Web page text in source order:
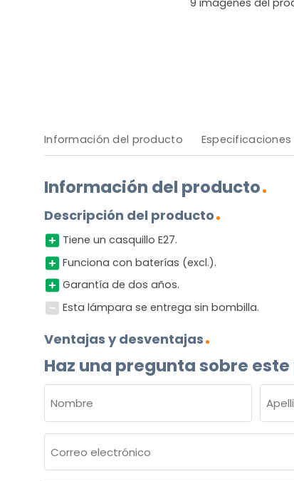
Información del producto
Información del producto
Descripción del producto
Tiene un casquillo E27.
Funciona con baterías (excl.).
Garantía de dos años.
Esta lámpara se entrega sin bombilla.
Ventajas y desventajas
Haz una pregunta sobre
(OBLIGATORIO)
Nombre
electrónico